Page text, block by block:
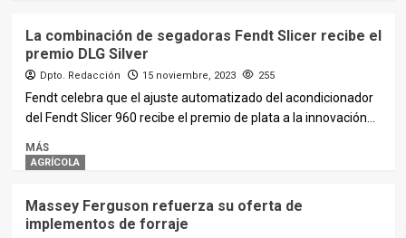
La combinación de segadoras Fendt Slicer recibe el
premio DLG Silver
Dpto. Redacción 15 noviembre, 2023 255
Fendt celebra que el ajuste automatizado del acondicionador
del Fendt Slicer 960 recibe el premio de plata a la innovación...
MÁS
AGRÍCOLA
Massey Ferguson refuerza su oferta de
implementos de forraje